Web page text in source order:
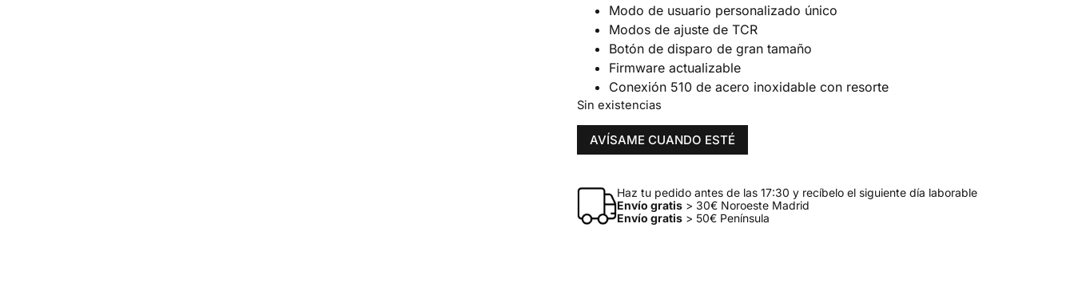
Modo de usuario personalizado único
Modos de ajuste de TCR
Botón de disparo de gran tamaño
Firmware actualizable
Conexión 510 de acero inoxidable con resorte
Sin existencias
AVÍSAME CUANDO ESTÉ
Haz tu pedido antes de las 17:30 y recíbelo el siguiente día laborable
Envío gratis> 30€ Noroeste Madrid
Envío gratis> 50€ Península